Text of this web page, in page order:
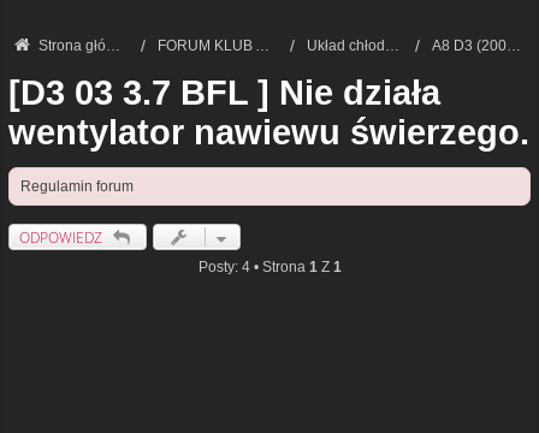
Strona główna FORUM KLUB AUDI A8 - FORUM TECHNICZNE Układ chłodzenia, ogrzewanie i klimatyzacja A8 D3 (2002 - 2009)
[D3 03 3.7 BFL ] Nie działa
wentylator nawiewu świerzego.
Regulamin forum
ODPOWIEDZ
Posty: 4 • Strona 1Z 1